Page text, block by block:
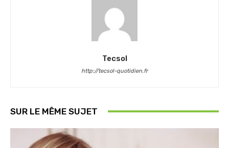
Tecsol
http://tecsol-quotidien.fr
SUR LE MÊME SUJET